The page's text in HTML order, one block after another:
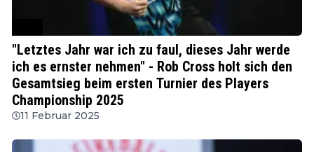
"Letztes Jahr war ich zu faul, dieses Jahr werde
ich es ernster nehmen" - Rob Cross holt sich den
Gesamtsieg beim ersten Turnier des Players
Championship 2025
11 Februar 2025